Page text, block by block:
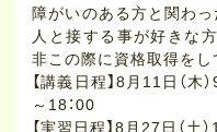
障がいのある方と関わ
人と接する事が好きな
非この際に資格取得を
【講義日程】8月11日（木
～18：00
【実習日程】8月27日（土